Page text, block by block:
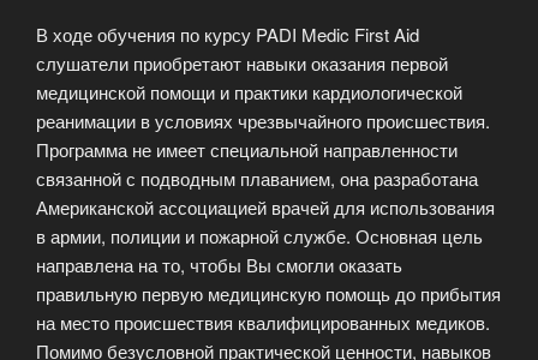
В ходе обучения по курсу PADI Medic First Aid
слушатели приобретают навыки оказания первой
медицинской помощи и практики кардиологической
реанимации в условиях чрезвычайного происшествия.
Программа не имеет специальной направленности
связанной с подводным плаванием, она разработана
Американской ассоциацией врачей для использования
в армии, полиции и пожарной службе. Основная цель
направлена на то, чтобы Вы смогли оказать
правильную первую медицинскую помощь до прибытия
на место происшествия квалифицированных медиков.
Помимо безусловной практической ценности, навыков